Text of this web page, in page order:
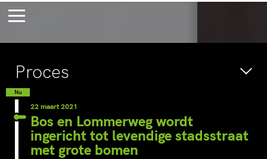
's-Hertogenbosch
Voor eeuwig
jong
Proces
Nu
22 maart 2021
Bos en Lommerweg wordt
ingericht tot levendige stadsstraat
met grote bomen